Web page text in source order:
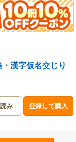
漢字仮名交じり
み 登録して購入